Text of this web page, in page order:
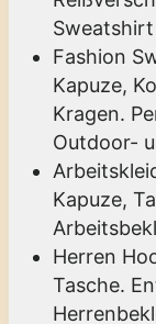
Fashion
Kapuze,
Kragen.
Outdoor-
Kapuze,
Herren
Tasche.